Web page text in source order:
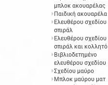
μπλοκ ακουαρέλας
Παιδική ακουαρέλα
Ελευθέρου σχεδίου
σπιράλ
Ελευθέρου σχεδίου
σπιράλ και κολλητό
Βιβλιοδετημένο
ελευθέρου σχεδίου
Σχεδίου μαύρο
Μπλοκ μαύρου ματ